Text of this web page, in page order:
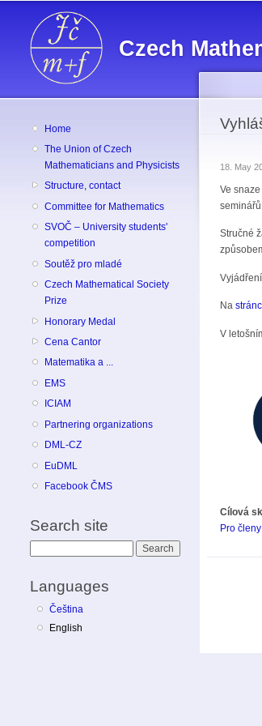
Czech
Home
The Union of Czech
Mathematicians and Physicists
Structure, contact
Committee for Mathematics
SVOČ – University students'
competition
Soutěž pro mladé
Czech Mathematical Society
Prize
Honorary Medal
Cena Cantor
Matematika a ...
EMS
ICIAM
Partnering organizations
DML-CZ
EuDML
Facebook ČMS
Search site
Languages
Čeština
English
18. May
Ve
Stručné
Na
V
Cílová
Pro